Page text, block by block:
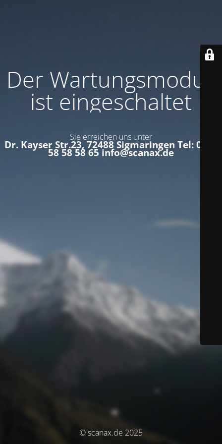
Der Wartungsmodus
ist eingeschaltet
Sie erreichen uns unter
Dr. Kayser Str.23, 72488 Sigmaringen Tel: 0152
58 58 58 65 info@scanax.de
© scanax.de 2025